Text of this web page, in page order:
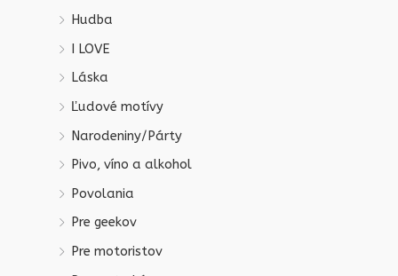
Hudba
I LOVE
Láska
Ľudové motívy
Narodeniny/Párty
Pivo, víno a alkohol
Povolania
Pre geekov
Pre motoristov